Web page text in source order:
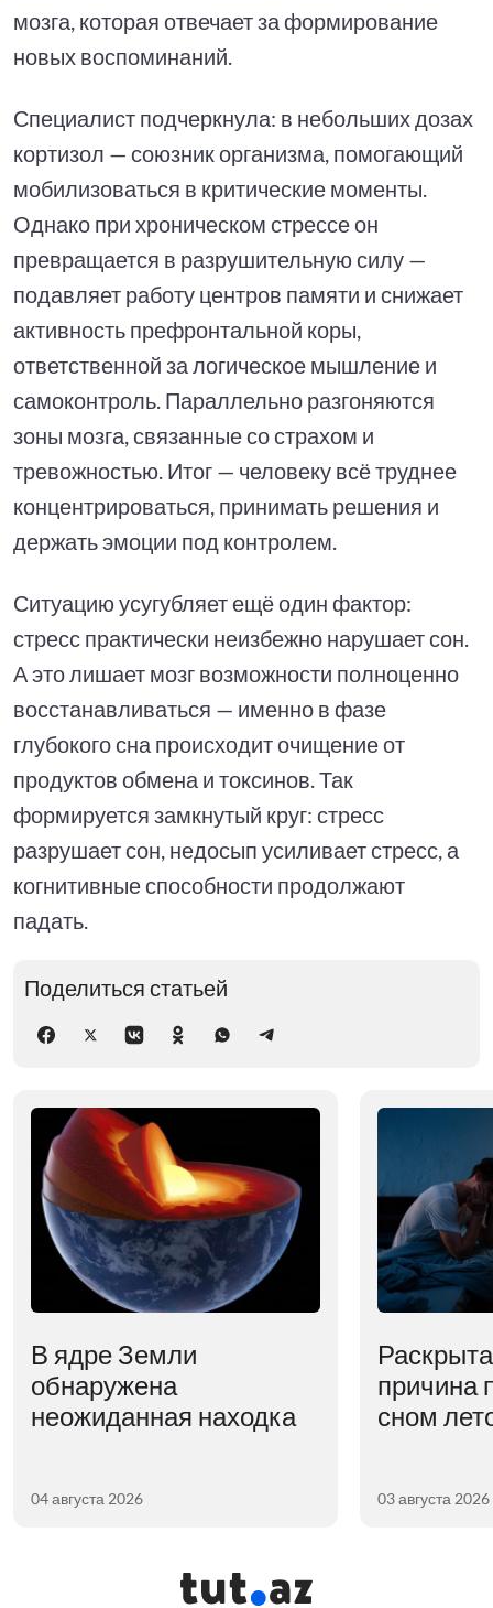
мозга, которая отвечает за формирование
новых воспоминаний.
Специалист подчеркнула: в небольших дозах
кортизол — союзник организма, помогающий
мобилизоваться в критические моменты.
Однако при хроническом стрессе он
превращается в разрушительную силу —
подавляет работу центров памяти и снижает
активность префронтальной коры,
ответственной за логическое мышление и
самоконтроль. Параллельно разгоняются
зоны мозга, связанные со страхом и
тревожностью. Итог — человеку всё труднее
концентрироваться, принимать решения и
держать эмоции под контролем.
Ситуацию усугубляет ещё один фактор:
стресс практически неизбежно нарушает сон.
А это лишает мозг возможности полноценно
восстанавливаться — именно в фазе
глубокого сна происходит очищение от
продуктов обмена и токсинов. Так
формируется замкнутый круг: стресс
разрушает сон, недосып усиливает стресс, а
когнитивные способности продолжают
падать.
Поделиться статьей
В ядре Земли
обнаружена
неожиданная находка
04 августа 2026
причина
сном
03 августа 2026